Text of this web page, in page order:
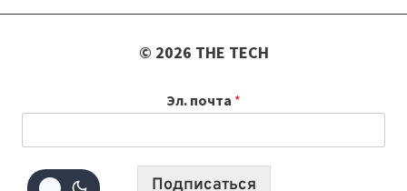
© 2026 THE TECH
Эл. почта *
Подписаться